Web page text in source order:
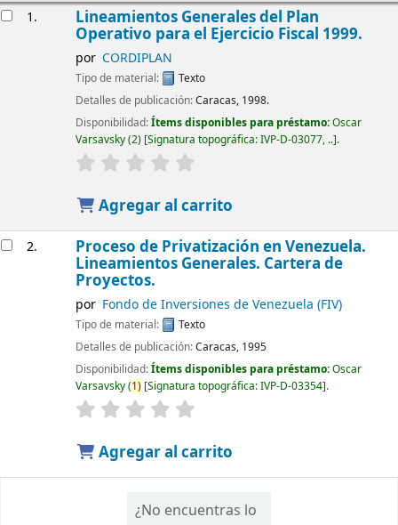
1. Lineamientos Generales del Plan
Operativo para el Ejercicio Fiscal 1999.
por CORDIPLAN
Tipo de material:
Texto
Detalles de publicación:Caracas, 1998.
Disponibilidad:Ítems disponibles para préstamo:Oscar
Varsavsky(2) Signatura topográfica:IVP-D-03077, .. .
Agregar al carrito
2. Proceso de Privatización en Venezuela.
Lineamientos Generales. Cartera de
Proyectos.
por Fondo de Inversiones de Venezuela (FIV)
Tipo de material:
Texto
Detalles de publicación:Caracas, 1995
Disponibilidad:Ítems disponibles para préstamo:Oscar
Varsavsky(1) Signatura topográfica:IVP-D-03354 .
Agregar al carrito
¿No encuentras lo